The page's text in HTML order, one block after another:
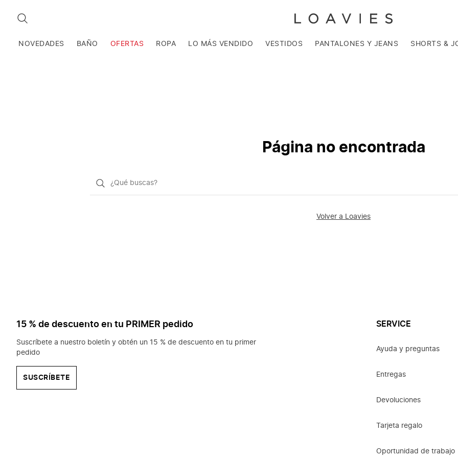
BUSCAR
NOVEDADES BAÑO OFERTAS ROPA LO MÁS VENDIDO VESTIDOS PANTALONES Y JEANS SHORTS &
Página no encontrada
¿Qué
Volver a Loavies
15 % de descuento en tu PRIMER pedido
Suscríbete a nuestro boletín y obtén un 15 % de descuento en tu primer
pedido
SUSCRÍBETE
SERVICE
Ayuda y preguntas
Entregas
Devoluciones
Tarjeta regalo
Oportunidad de trabajo